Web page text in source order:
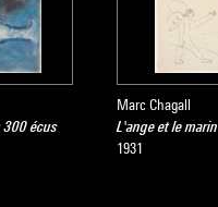
300 écus
Marc Chagall
L'ange et le marin
1931